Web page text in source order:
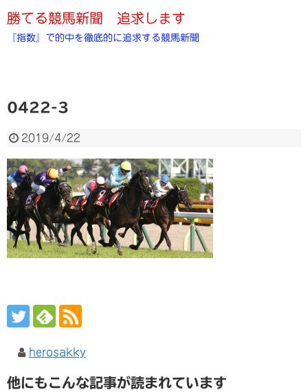
勝てる競馬新聞 追求します
『指数』で的中を徹底的に追求する競馬新聞
0422-3
2019/4/22
herosakky
他にもこんな記事が読まれています